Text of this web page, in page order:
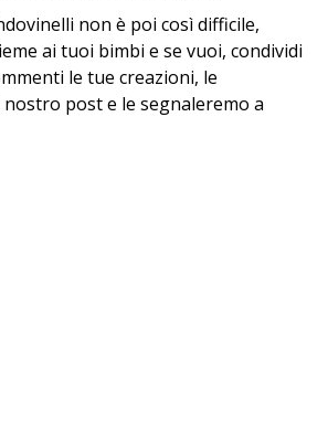
non è poi così difficile,
ai tuoi bimbi e se vuoi, condividi
le tue creazioni, le
post e le segnaleremo a